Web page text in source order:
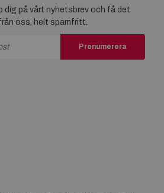
dig på vårt nyhetsbrev och få det
oss, helt spamfritt.
Prenumerera